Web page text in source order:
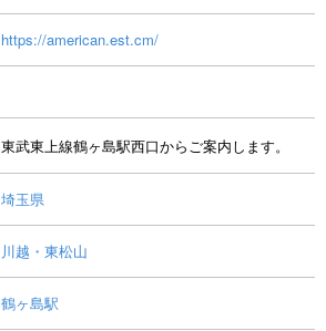
https://american.est.cm/
東武東上線鶴ヶ島駅西口からご案内します。
埼玉県
川越・東松山
鶴ヶ島駅